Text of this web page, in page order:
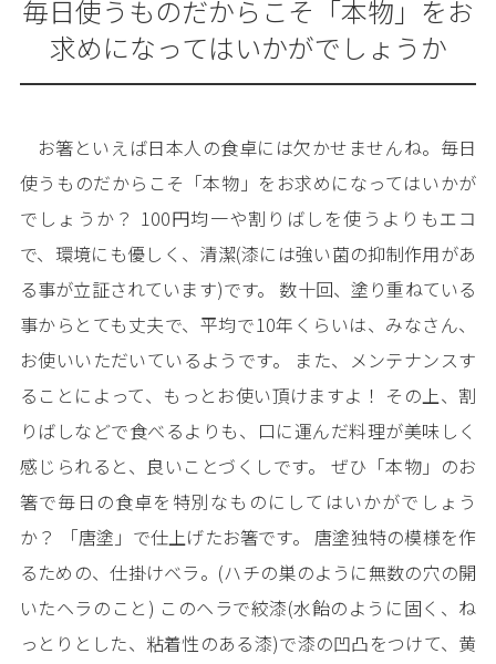
毎日使うものだからこそ「本物」をお
求めになってはいかがでしょうか
お箸といえば日本人の食卓には欠かせませんね。毎日
使うものだからこそ「本物」をお求めになってはいかが
でしょうか？ 100円均一や割りばしを使うよりもエコ
で、環境にも優しく、清潔(漆には強い菌の抑制作用があ
る事が立証されています)です。 数十回、塗り重ねている
事からとても丈夫で、平均で10年くらいは、みなさん、
お使いいただいているようです。 また、メンテナンスす
ることによって、もっとお使い頂けますよ！ その上、割
りばしなどで食べるよりも、口に運んだ料理が美味しく
感じられると、良いことづくしです。 ぜひ「本物」のお
箸で毎日の食卓を特別なものにしてはいかがでしょう
か？ 「唐塗」で仕上げたお箸です。 唐塗独特の模様を作
るための、仕掛けベラ。(ハチの巣のように無数の穴の開
いたヘラのこと) このヘラで絞漆(水飴のように固く、ね
っとりとした、粘着性のある漆)で漆の凹凸をつけて、黄